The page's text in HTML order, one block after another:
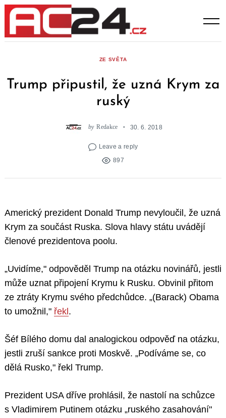
Skip
content
ZE SVĚTA
Trump připustil, že uzná Krym za
ruský
by Redakce 30. 6. 2018
Leave a reply
897
Americký prezident Donald Trump nevyloučil, že uzná
Krym za součást Ruska. Slova hlavy státu uvádějí
členové prezidentova poolu.
„Uvidíme," odpověděl Trump na otázku novinářů, jestli
může uznat připojení Krymu k Rusku. Obvinil přitom
ze ztráty Krymu svého předchůdce. „(Barack) Obama
to umožnil," řekl .
Šéf Bílého domu dal analogickou odpověď na otázku,
jestli zruší sankce proti Moskvě. „Podíváme se, co
dělá Rusko," řekl Trump.
Prezident USA dříve prohlásil, že nastolí na schůzce
s Vladimirem Putinem otázku „ruského zasahování"